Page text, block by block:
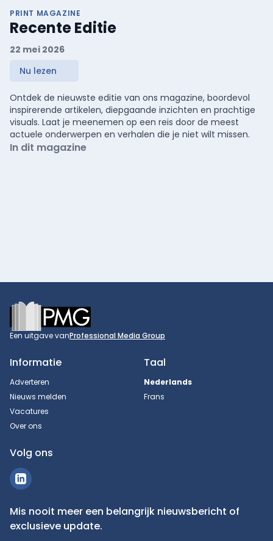
PRINT MAGAZINE
Recente Editie
22 mei 2026
Nu lezen
Ontdek de nieuwste editie van ons magazine, boordevol
inspirerende artikelen, diepgaande inzichten en prachtige
visuals. Laat je meenemen op een reis door de meest
actuele onderwerpen en verhalen die je niet wilt missen.
In dit magazine
Footer
Een uitgave vanProfessional Media Group
Informatie
Adverteren
Nieuws melden
Vacatures
Over ons
Taal
Nederlands
Frans
Volg ons
Mis nooit meer een belangrijk nieuwsbericht of
exclusieve update.